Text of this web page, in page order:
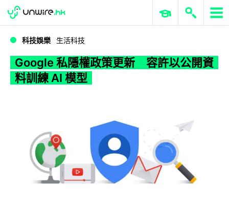
WWDC 2026 ERP 與商業 AI
科技娛樂 生活科技
Google 私隱權政策更新 容許以公開資
料訓練 AI 模型